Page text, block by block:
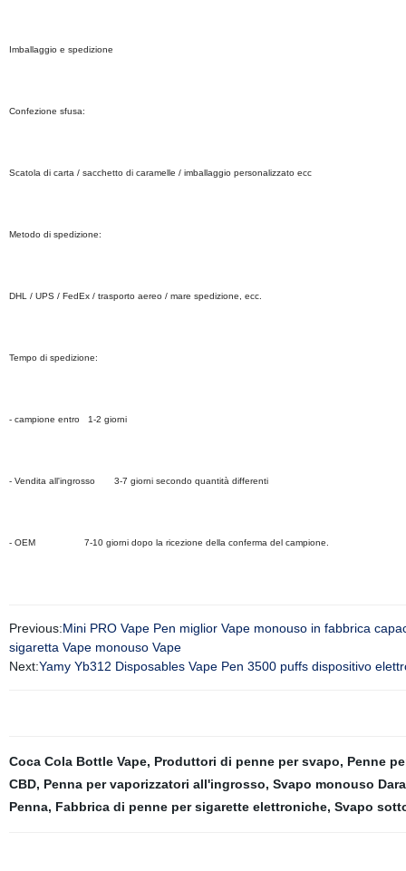
Imballaggio e spedizione
Confezione sfusa:
Scatola di carta / sacchetto di caramelle / imballaggio personalizzato ecc
Metodo di spedizione:
DHL / UPS / FedEx / trasporto aereo / mare spedizione, ecc.
Tempo di spedizione:
- campione entro 1-2 giorni
- Vendita all'ingrosso 3-7 giorni secondo quantità differenti
- OEM 7-10 giorni dopo la ricezione della conferma del campione.
Previous:Mini PRO Vape Pen miglior Vape monouso in fabbrica
sigaretta Vape monouso Vape
Next:Yamy Yb312 Disposables Vape Pen 3500 puffs dispositivo
Coca Cola Bottle Vape, Produttori di penne per svapo, Penne
CBD, Penna per vaporizzatori all'ingrosso, Svapo monouso
Penna, Fabbrica di penne per sigarette elettroniche, Svapo